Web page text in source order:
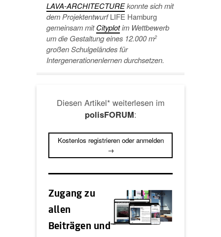
LAVA-ARCHITECTUREkonnte sich mit
dem ProjektentwurfLIFE Hamburg
gemeinsam mitCityplotim Wettbewerb
um die Gestaltung eines 12.000 m2
großen Schulgeländes für
Intergenerationenlernen durchsetzen.
Diesen Artikel* weiterlesen im
polisFORUM:
Kostenlos registrieren oder anmelden
→
Zugang zu
allen
Beiträgen und